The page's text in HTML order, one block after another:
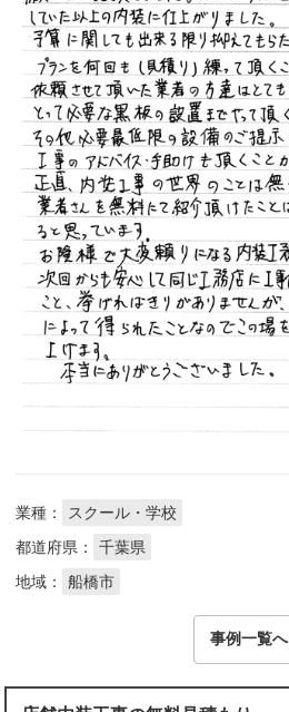
業種：
スクール・学校
都道府県：
千葉県
地域：
船橋市
事例一覧へ